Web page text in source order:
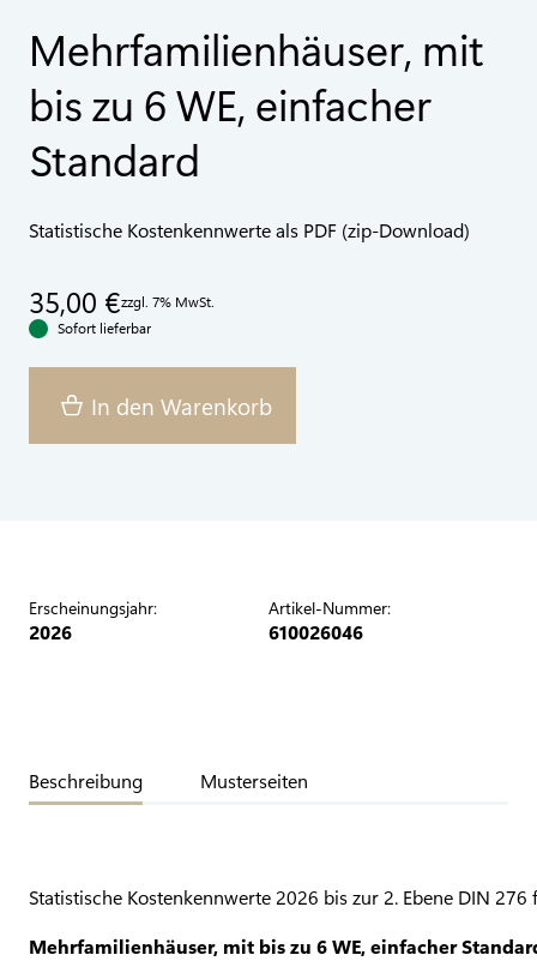
Mehrfamilienhäuser, mit
bis zu 6 WE, einfacher
Standard
Statistische Kostenkennwerte als PDF (zip-Download)
35,00 €zzgl. 7% MwSt.
Sofort lieferbar
In den Warenkorb
Erscheinungsjahr:
2026
Artikel-Nummer:
610026046
Beschreibung Musterseiten
Statistische Kostenkennwerte 2026 bis zur 2. Ebene DIN 276
Mehrfamilienhäuser, mit bis zu 6 WE, einfacher